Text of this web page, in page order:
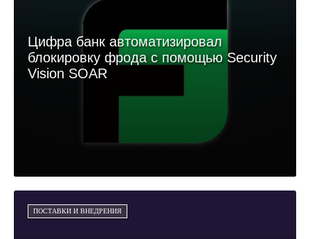
Цифра банк автоматизировал
блокировку фрода с помощью Security
Vision SOAR
ПОСТАВКИ И ВНЕДРЕНИЯ